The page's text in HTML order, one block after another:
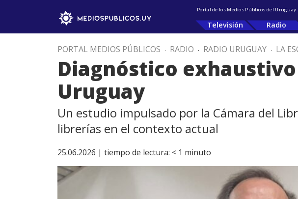
Portal de los Medios Públicos del Uruguay
Televisión Radio
PORTAL MEDIOS PÚBLICOS . RADIO . RADIO URUGUAY . LA
Diagnóstico
Uruguay
Un estudio impulsado por la Cámara del
librerías en el contexto actual
25.06.2026 | tiempo de lectura: < 1 minuto